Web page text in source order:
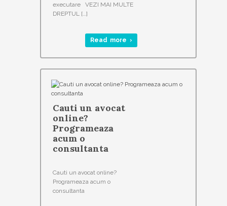
executare VEZI MAI MULTE
DREPTUL […]
Read more ›
Cauti un avocat
online?
Programeaza
acum o
consultanta
Cauti un avocat online?
Programeaza acum o
consultanta